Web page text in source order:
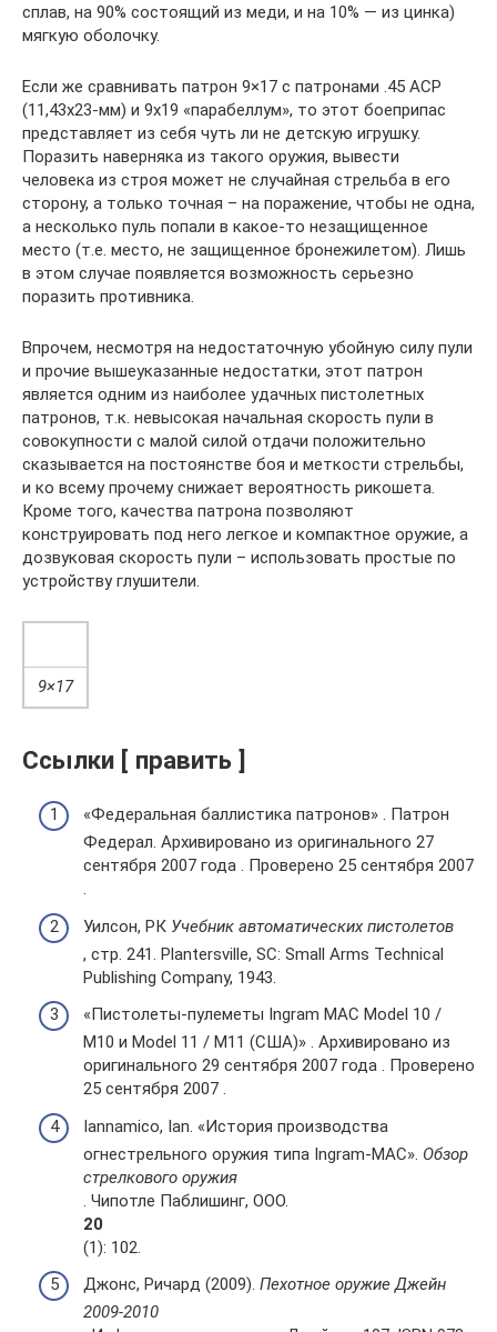
сплав, на 90% состоящий из меди, и на 10% — из цинка)
мягкую оболочку.
Если же сравнивать патрон 9×17 с патронами .45 АСР
(11,43х23-мм) и 9х19 «парабеллум», то этот боеприпас
представляет из себя чуть ли не детскую игрушку.
Поразить наверняка из такого оружия, вывести
человека из строя может не случайная стрельба в его
сторону, а только точная – на поражение, чтобы не одна,
а несколько пуль попали в какое-то незащищенное
место (т.е. место, не защищенное бронежилетом). Лишь
в этом случае появляется возможность серьезно
поразить противника.
Впрочем, несмотря на недостаточную убойную силу пули
и прочие вышеуказанные недостатки, этот патрон
является одним из наиболее удачных пистолетных
патронов, т.к. невысокая начальная скорость пули в
совокупности с малой силой отдачи положительно
сказывается на постоянстве боя и меткости стрельбы,
и ко всему прочему снижает вероятность рикошета.
Кроме того, качества патрона позволяют
конструировать под него легкое и компактное оружие, а
дозвуковая скорость пули – использовать простые по
устройству глушители.
9×17
Ссылки [ править ]
«Федеральная баллистика патронов» . Патрон
Федерал. Архивировано из оригинального 27
сентября 2007 года . Проверено 25 сентября 2007
.
Уилсон, РК Учебник автоматических пистолетов
, стр. 241. Plantersville, SC: Small Arms Technical
Publishing Company, 1943.
«Пистолеты-пулеметы Ingram MAC Model 10 /
M10 и Model 11 / M11 (США)» . Архивировано из
оригинального 29 сентября 2007 года . Проверено
25 сентября 2007 .
Iannamico, Ian. «История производства
огнестрельного оружия типа Ingram-MAC». Обзор
стрелкового оружия
. Чипотле Паблишинг, ООО.
20
(1): 102.
Джонс, Ричард (2009). Пехотное оружие Джейн
2009-2010